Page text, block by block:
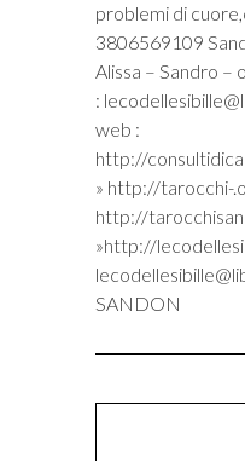
problemi di
3806569109
Alissa – Sandro –
:
web :
http://
» http://tarocchi-
http://
»http://
SANDON